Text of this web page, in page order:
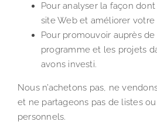
Pour analyser la façon
site Web et améliorer votre
Pour promouvoir auprès
programme et les projets
avons investi.
Nous n’achetons pas, ne
et ne partageons pas de listes
personnels.